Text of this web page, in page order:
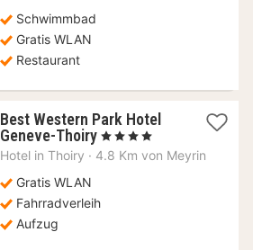
75,60
€
Schwimmbad
Gratis WLAN
Restaurant
Best Western Park Hotel
Geneve-Thoiry 1
Nacht
€
, 4 Sterne
Hotel in Thoiry · 4.8 Km von Meyrin
Gratis WLAN
Fahrradverleih
Aufzug